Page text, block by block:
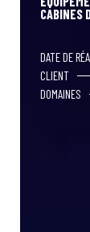
CABINES
DATE DE
CLIENT
DOMAINES